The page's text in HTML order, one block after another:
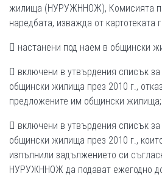
жилища (НУРУЖННОЖ), Комисията
наредбата, изважда от картотеката
 настанени под наем в общински
 включени в утвърдения списък
общински жилища през 2010 г.,
предложените им общински жилища;
 включени в утвърдения списък
общински жилища през 2010 г.,
изпълнили задължението си
НУРУЖННОЖ да подават ежегодно